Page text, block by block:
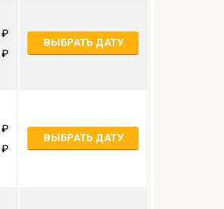
ВЫБРАТЬ ДАТУ
ВЫБРАТЬ ДАТУ